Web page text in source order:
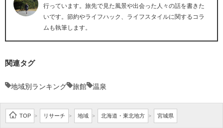
行っています。旅先で見た風景や出会った人々の話を書きた
いです。節約やライフハック、ライフスタイルに関するコラ
ムも執筆します。
関連タグ
地域別ランキング 旅館 温泉
TOP > リサーチ > 地域 > 北海道・東北地方 > 宮城県